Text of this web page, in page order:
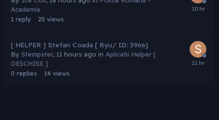
Academie
1 reply 25 views
[ HELPER ] Stefan Coada [ Ryu/ ID: 3966]
By Stempster, 11 hours ago in Aplicatii Helper [
DESCHISE ]
0 replies 14 views